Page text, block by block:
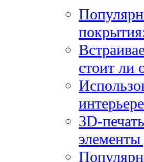
стоит ли
3D-
элементы